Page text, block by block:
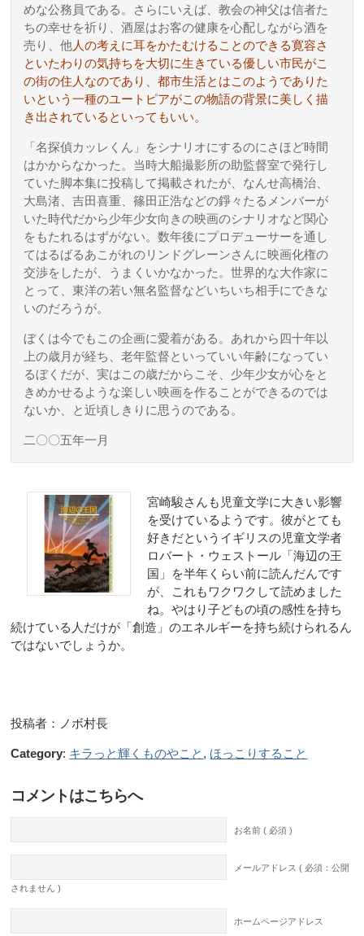
めな公務員である。さらにいえば、教会の神父は信者た
ちの幸せを祈り、酒屋はお客の健康を心配しながら酒を
売り、他人の考えに耳をかたむけることのできる寛容さ
といたわりの気持ちを大切に生きている優しい市民がこ
の街の住人なのであり、都市生活とはこのようでありた
いという一種のユートピアがこの物語の背景に美しく描
き出されているといってもいい。
「名探偵カッレくん」をシナリオにするのにさほど時間
はかからなかった。当時大船撮影所の助監督室で発行し
ていた脚本集に投稿して掲載されたが、なんせ高橋治、
大島渚、吉田喜重、篠田正浩などの錚々たるメンバーが
いた時代だから少年少女向きの映画のシナリオなど関心
をもたれるはずがない。数年後にプロデューサーを通し
てはるばるあこがれのリンドグレーンさんに映画化権の
交渉をしたが、うまくいかなかった。世界的な大作家に
とって、東洋の若い無名監督などいちいち相手にできな
いのだろうが。
ぼくは今でもこの企画に愛着がある。あれから四十年以
上の歳月が経ち、老年監督といっていい年齢になってい
るぼくだが、実はこの歳だからこそ、少年少女が心をと
きめかせるような楽しい映画を作ることができるのでは
ないか、と近頃しきりに思うのである。
二〇〇五年一月
宮崎駿さんも児童文学に大きい影響
を受けているようです。彼がとても
好きだというイギリスの児童文学者
ロバート・ウェストール「海辺の王
国」を半年くらい前に読んだんです
が、これもワクワクして読めました
ね。やはり子どもの頃の感性を持ち
続けている人だけが「創造」のエネルギーを持ち続けられるん
ではないでしょうか。
投稿者：ノボ村長
Category: キラっと輝くものやこと ,ほっこりすること
コメントはこちらへ
お名前 ( 必須 )
メールアドレス ( 必須：公開
されません )
ホームページアドレス